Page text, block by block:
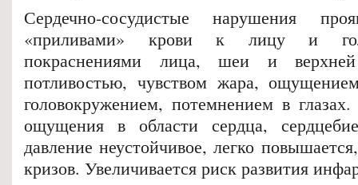
Сердечно-сосудистые нарушения
«приливами» крови к лицу и
покраснениями лица, шеи и
потливостью, чувством жара,
головокружением, потемнением в
ощущения в области сердца,
давление неустойчивое, легко
кризов. Увеличивается риск развития